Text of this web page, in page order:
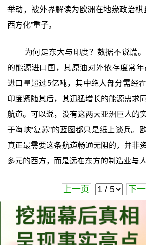
举动，被外界解读为欧洲在地缘政治棋
西方化”重子。
为何是东大与印度？数据不说谎
的能源进口国，其原油对外依存度常
进口量超过5亿吨，其中绝大部分需经
印度紧随其后，其迅猛增长的能源需求
航道。可以说，没有这两大亚洲巨人的
于海峡“复苏”的蓝图都只是纸上谈兵。
真正最需要这条航道畅通无阻的，并非
多元的西方，而是远在东方的制造业与人
上一页 下